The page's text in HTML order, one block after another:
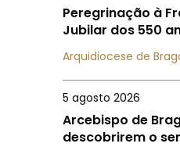
Peregrinação à
Jubilar dos 550
Arquidiocese de
5 agosto 2026
Arcebispo de
descobrirem o